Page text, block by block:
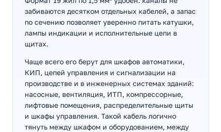
забиваются десятком отдельных кабелей, а запас
по сечению позволяет уверенно питать катушки,
лампы индикации и исполнительные цепи в
щитах.
Чаще всего его берут для шкафов автоматики,
КИП, цепей управления и сигнализации на
производстве и в инженерных системах зданий:
насосные, вентиляция, ИТП, компрессорные,
лифтовые помещения, распределительные щиты
и шкафы управления. Такой кабель логично
тянуть между шкафом и оборудованием, между